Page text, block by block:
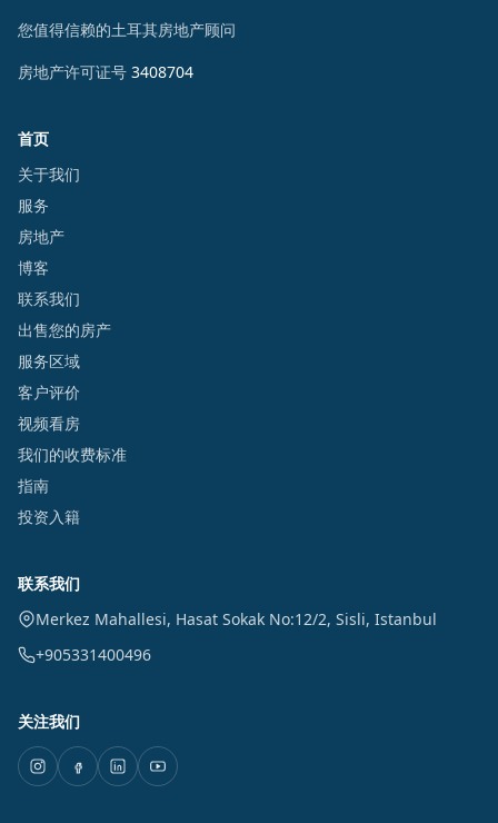
您值得信赖的土耳其房地产顾问
房地产许可证号 3408704
首页
关于我们
服务
房地产
博客
联系我们
出售您的房产
服务区域
客户评价
视频看房
我们的收费标准
指南
投资入籍
联系我们
Merkez Mahallesi, Hasat Sokak No:12/2, Sisli, Istanbul
+905331400496
关注我们